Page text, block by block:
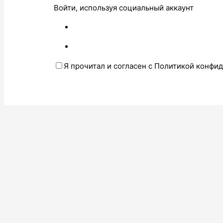
Войти, используя социальный аккаунт
Я прочитал и согласен с Политикой